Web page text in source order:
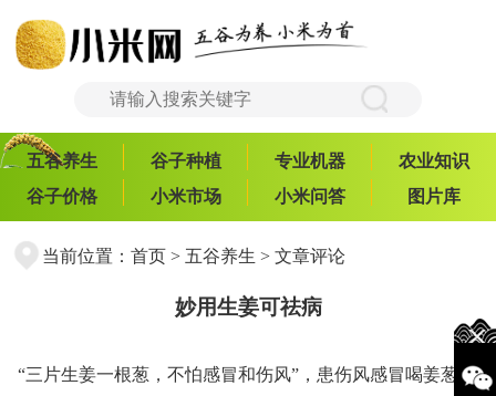
五谷养生 谷子种植 专业机器
农业知识
谷子价格
小米市场 小米问答 图片库
当前位置： 首页> 五谷养生 > 文章评论
妙用生姜可祛病
“三片生姜一根葱，不怕感冒和伤风”，患伤风感冒喝姜葱红